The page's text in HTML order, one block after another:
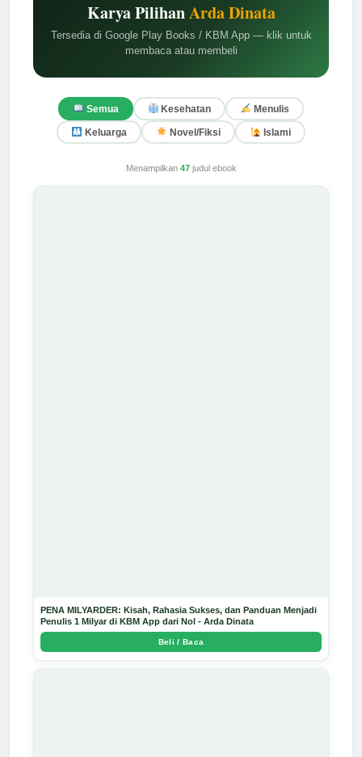
Karya PilihanArda Dinata
Tersedia di Google Play Books / KBM App — klik untuk
membaca atau membeli
Semua Kesehatan Menulis
Keluarga Novel/Fiksi Islami
Menampilkan 47judul ebook
PENA MILYARDER: Kisah, Rahasia Sukses, dan Panduan Menjadi
Penulis 1 Milyar di KBM App dari Nol - Arda Dinata
Beli / Baca